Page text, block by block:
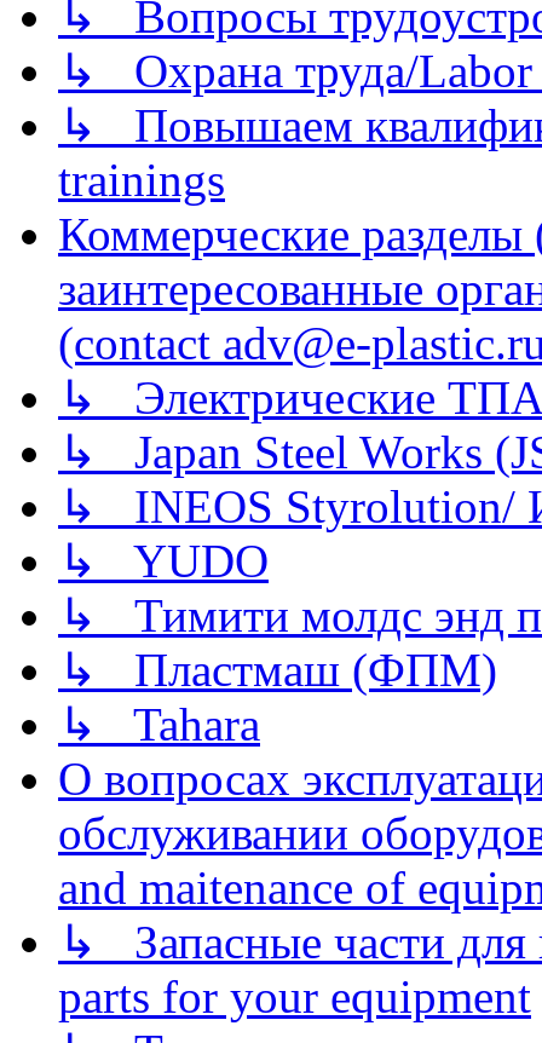
↳ Вопросы
↳ Охрана труда/Labor
↳ Повышаем
trainings
Коммерческие
заинтересованные
(contact adv@e-
↳ Электрические
↳ Japan Steel Works
↳ INEOS
↳ YUDO
↳ Тимити молдс энд
↳ Пластмаш (ФПМ)
↳ Tahara
О вопросах
обслуживании
and maitenance of
↳ Запасные части для
parts for your equipment